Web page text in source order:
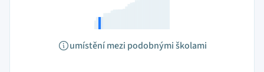
umístění mezi podobnými školami